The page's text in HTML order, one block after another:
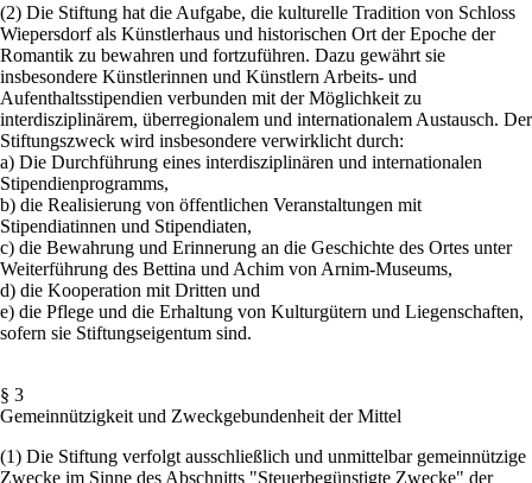
(2) Die Stiftung hat die Aufgabe, die kulturelle Tradition von Schloss
Wiepersdorf als Künstlerhaus und historischen Ort der Epoche der
Romantik zu bewahren und fortzuführen. Dazu gewährt sie
insbesondere Künstlerinnen und Künstlern Arbeits- und
Aufenthaltsstipendien verbunden mit der Möglichkeit zu
interdisziplinärem, überregionalem und internationalem Austausch. Der
Stiftungszweck wird insbesondere verwirklicht durch:
a) Die Durchführung eines interdisziplinären und internationalen
Stipendienprogramms,
b) die Realisierung von öffentlichen Veranstaltungen mit
Stipendiatinnen und Stipendiaten,
c) die Bewahrung und Erinnerung an die Geschichte des Ortes unter
Weiterführung des Bettina und Achim von Arnim-Museums,
d) die Kooperation mit Dritten und
e) die Pflege und die Erhaltung von Kulturgütern und Liegenschaften,
sofern sie Stiftungseigentum sind.
§ 3
Gemeinnützigkeit und Zweckgebundenheit der Mittel
(1) Die Stiftung verfolgt ausschließlich und unmittelbar gemeinnützige
Zwecke im Sinne des Abschnitts "Steuerbegünstigte Zwecke" der